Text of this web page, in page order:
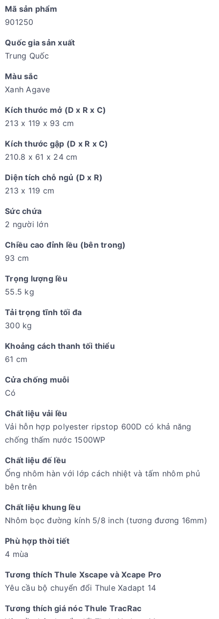
Mã sản phẩm
901250
Quốc gia sản xuất
Trung Quốc
Màu sắc
Xanh Agave
Kích thước mở (D x R x C)
213 x 119 x 93 cm
Kích thước gập (D x R x C)
210.8 x 61 x 24 cm
Diện tích chỗ ngủ (D x R)
213 x 119 cm
Sức chứa
2 người lớn
Chiều cao đỉnh lều (bên trong)
93 cm
Trọng lượng lều
55.5 kg
Tải trọng tĩnh tối đa
300 kg
Khoảng cách thanh tối thiểu
61 cm
Cửa chống muỗi
Có
Chất liệu vải lều
Vải hỗn hợp polyester ripstop 600D có khả năng
chống thấm nước 1500WP
Chất liệu đế lều
Ống nhôm hàn với lớp cách nhiệt và tấm nhôm phủ
bên trên
Chất liệu khung lều
Nhôm bọc đường kính 5/8 inch (tương đương 16mm)
Phù hợp thời tiết
4 mùa
Tương thích Thule Xscape và Xcape Pro
Yêu cầu bộ chuyển đổi Thule Xadapt 14
Tương thích giá nóc Thule TracRac